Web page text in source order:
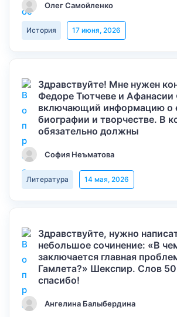
Олег Самойленко
История 17 июня, 2026
Здравствуйте! Мне нужен
Федоре Тютчеве и Афанасии
включающий информацию о
биографии и творчестве. В
обязательно должны
София Неъматова
Литература 14 мая, 2026
Здравствуйте, нужно
небольшое сочинение: «В
заключается главная
Гамлета?» Шекспир. Слов
спасибо!
Ангелина Балыбердина